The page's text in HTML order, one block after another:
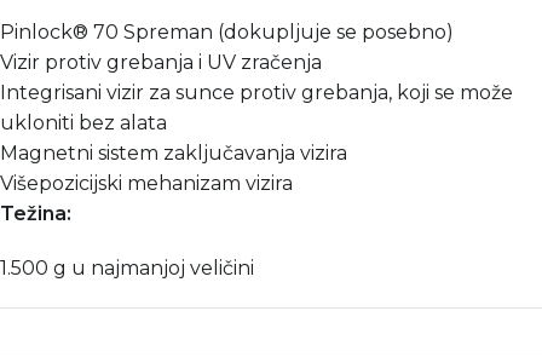
Pinlock® 70 Spreman (dokupljuje se posebno)
Vizir protiv grebanja i UV zračenja
Integrisani vizir za sunce protiv grebanja, koji se može
ukloniti bez alata
Magnetni sistem zaključavanja vizira
Višepozicijski mehanizam vizira
Težina:
1.500 g u najmanjoj veličini